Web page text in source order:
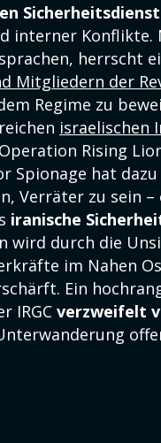
interner
Mitgliedern der
Regime zu
israelischen
Rising
Spionage hat
Verräter zu sein
iranische
wird durch die
im Nahen
Ein
IRGC verzweifelt